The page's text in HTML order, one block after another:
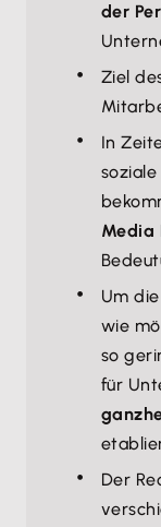
der
Ziel
In
Media
Um
wie
so
für
Der